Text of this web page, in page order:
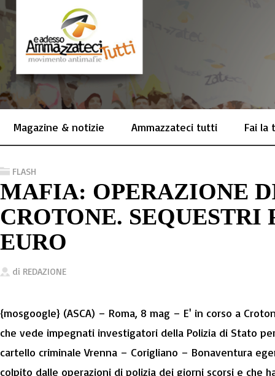
Magazine & notizie Ammazzateci tutti Fai la
FLASH
MAFIA: OPERAZIONE
CROTONE. SEQUESTRI
EURO
di REDAZIONE
{mosgoogle} (ASCA) – Roma, 8 mag – E' in corso a
che vede impegnati investigatori della Polizia di Stato
cartello criminale Vrenna – Corigliano – Bonaventura
colpito dalle operazioni di polizia dei giorni scorsi e che